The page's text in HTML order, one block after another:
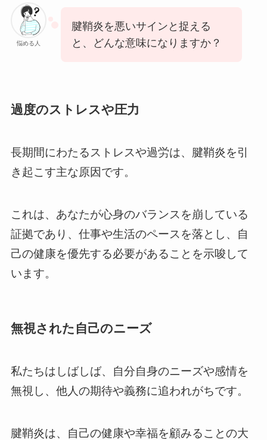
悩める人
腱鞘炎を悪いサインと捉える
と、どんな意味になりますか？
過度のストレスや圧力
長期間にわたるストレスや過労は、腱鞘炎を引
き起こす主な原因です。
これは、あなたが心身のバランスを崩している
証拠であり、仕事や生活のペースを落とし、自
己の健康を優先する必要があることを示唆して
います。
無視された自己のニーズ
私たちはしばしば、自分自身のニーズや感情を
無視し、他人の期待や義務に追われがちです。
腱鞘炎は、自己の健康や幸福を顧みることの大